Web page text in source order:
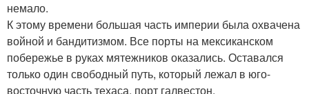
немало.
К этому времени большая часть империи была охвачена
войной и бандитизмом. Все порты на мексиканском
побережье в руках мятежников оказались. Оставался
только один свободный путь, который лежал в юго-
восточную часть техаса, порт галвестон.